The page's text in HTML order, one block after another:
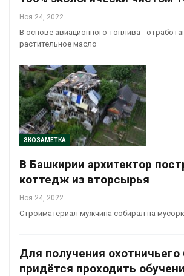
Ноя 24, 2022
В основе авиационного топлива -
растительное масло
ЭКОЗАМЕТКА
В Башкирии архитектор
коттедж из вторсырья
Ноя 24, 2022
Стройматериал мужчина собирал на
Для получения охотничьего
придётся проходить